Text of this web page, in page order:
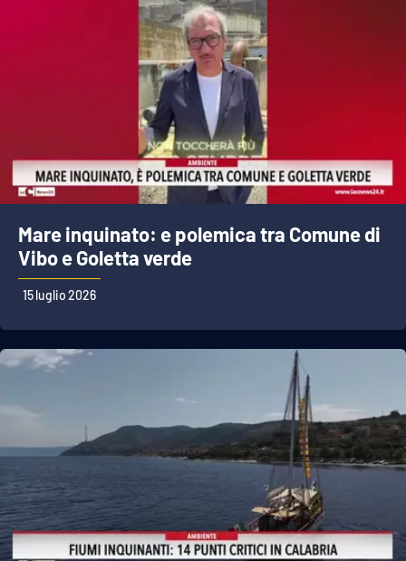
Mare inquinato: e polemica tra Comune di
Vibo e Goletta verde
15 luglio 2026